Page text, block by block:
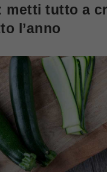
metti tutto a
l’anno